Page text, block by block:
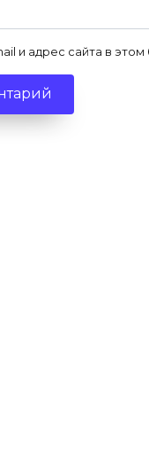
и адрес сайта в